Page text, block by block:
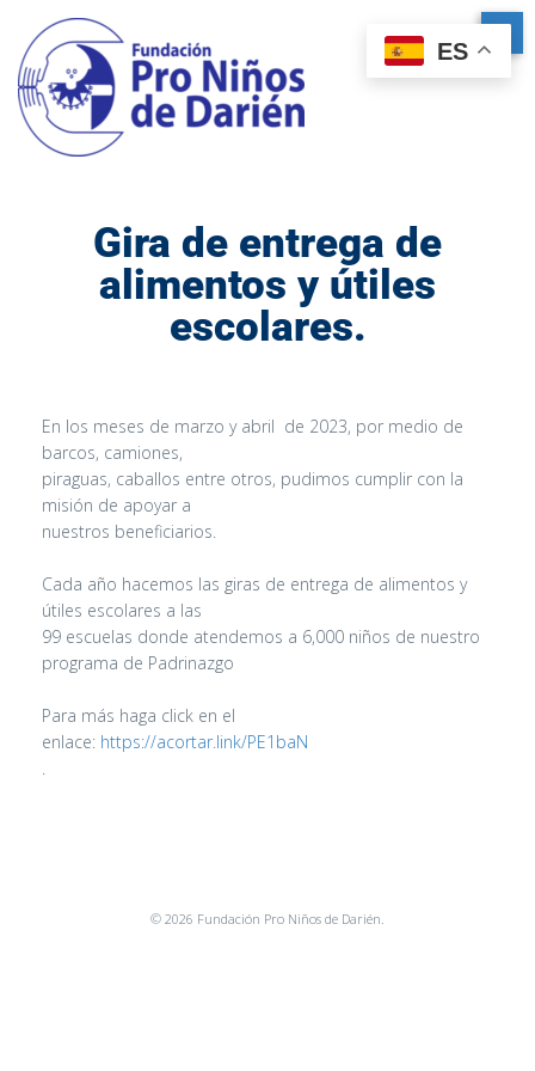
Gira de entrega de
alimentos y útiles
escolares.
En los meses de marzo y abril de 2023, por medio de
barcos, camiones,
piraguas, caballos entre otros, pudimos cumplir con la
misión de apoyar a
nuestros beneficiarios.
Cada año hacemos las giras de entrega de alimentos y
útiles escolares a las
99 escuelas donde atendemos a 6,000 niños de nuestro
programa de Padrinazgo
Para más haga click en el
enlace: https://acortar.link/PE1baN
.
© 2026 Fundación Pro Niños de Darién.
ES